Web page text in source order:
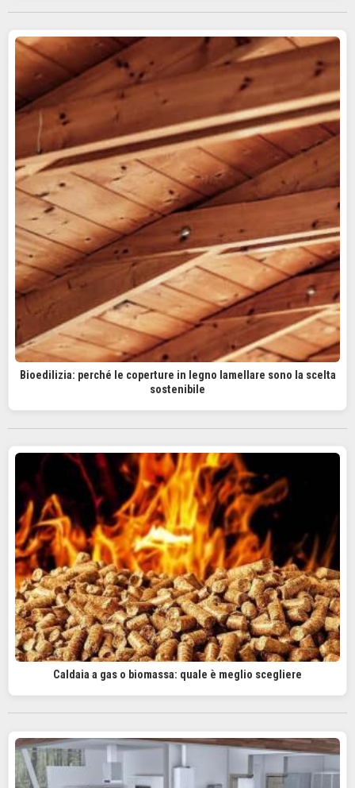
Bioedilizia: perché le coperture in legno lamellare sono la scelta
sostenibile
Caldaia a gas o biomassa: quale è meglio scegliere